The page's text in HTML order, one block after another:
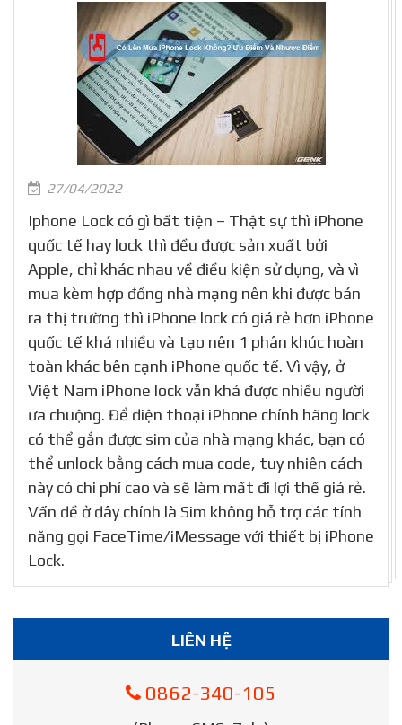
27/04/2022
Iphone Lock có gì bất tiện – Thật sự thì iPhone
quốc tế hay lock thì đều được sản xuất bởi
Apple, chỉ khác nhau về điều kiện sử dụng, và vì
mua kèm hợp đồng nhà mạng nên khi được bán
ra thị trường thì iPhone lock có giá rẻ hơn iPhone
quốc tế khá nhiều và tạo nên 1 phân khúc hoàn
toàn khác bên cạnh iPhone quốc tế. Vì vậy, ở
Việt Nam iPhone lock vẫn khá được nhiều người
ưa chuộng. Để điện thoại iPhone chính hãng lock
có thể gắn được sim của nhà mạng khác, bạn có
thể unlock bằng cách mua code, tuy nhiên cách
này có chi phí cao và sẽ làm mất đi lợi thế giá rẻ.
Vấn đề ở đây chính là Sim không hỗ trợ các tính
năng gọi FaceTime/iMessage với thiết bị iPhone
Lock.
LIÊN HỆ
0862-340-105